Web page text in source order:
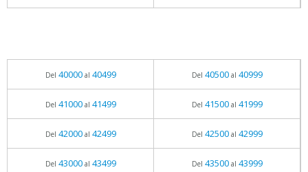
Del 40000al 40499 Del 40500al 40999
Del 41000al 41499 Del 41500al 41999
Del 42000al 42499 Del 42500al 42999
Del 43000al 43499 Del 43500al 43999